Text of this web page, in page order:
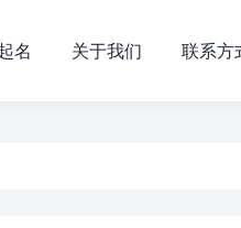
名 关于我们 联系方